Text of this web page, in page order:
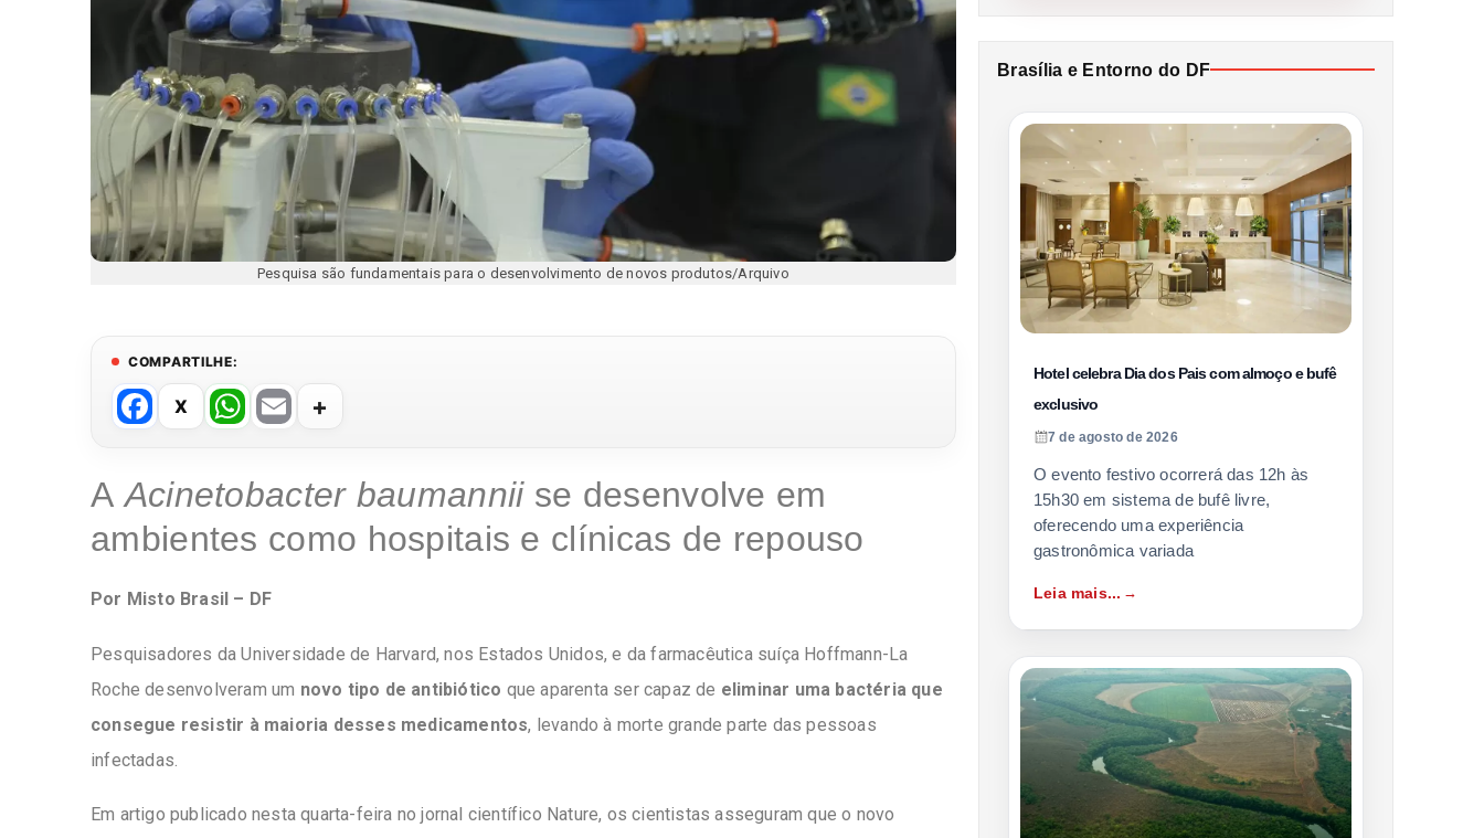
Pesquisa são fundamentais para o desenvolvimento de novos produtos/Arquivo
COMPARTILHE:
F
a
c
e
b
o
o
k
W
h
at
s
A
p
p
E
ail
AAcinetobacter baumanniise desenvolve em
ambientes como hospitais e clínicas de repouso
Por Misto Brasil – DF
Pesquisadores da Universidade de Harvard, nos Estados Unidos, e da farmacêutica suíça Hoffmann-La
Roche desenvolveram um novo tipo de antibiótico que aparenta ser capaz de eliminar uma bactéria que
consegue resistir à maioria desses medicamentos, levando à morte grande parte das pessoas
infectadas.
Em artigo publicado nesta quarta-feira no jornal científico Nature, os cientistas asseguram que o novo
Brasília e Entorno do DF
Hotel celebra Dia dos Pais com almoço e bufê
exclusivo
7 de agosto de 2026
O evento festivo ocorrerá das 12h às
15h30 em sistema de bufê livre,
oferecendo uma experiência
gastronômica variada
Leia mais...